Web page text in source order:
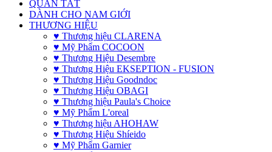
QUẦN TẤT
DÀNH CHO NAM GIỚI
THƯƠNG HIỆU
♥ Thương hiệu CLARENA
♥ Mỹ Phẩm COCOON
♥ Thương Hiệu Desembre
♥ Thương Hiệu EKSEPTION - FUSION
♥ Thương Hiệu Goodndoc
♥ Thương Hiệu OBAGI
♥ Thương hiệu Paula's Choice
♥ Mỹ Phẩm L'oreal
♥ Thương hiệu AHOHAW
♥ Thương Hiệu Shíeido
♥ Mỹ Phẩm Garnier